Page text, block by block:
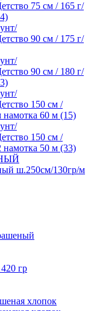
75 см / 165 г/
90 см / 175 г/
90 см / 180 г/
150 см /
намотка 60 м (15)
150 см /
намотка 50 м (33)
ш.250см/130гр/м
гр
хлопок